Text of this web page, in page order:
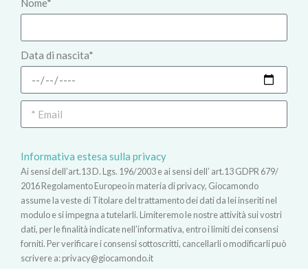
Nome*
Data di nascita*
Informativa estesa sulla privacy
Ai sensi dell’art.13 D. Lgs. 196/2003 e ai sensi dell’ art.13 GDPR 679/
2016 Regolamento Europeo in materia di privacy, Giocamondo
assume la veste di Titolare del trattamento dei dati da lei inseriti nel
modulo e si impegna a tutelarli. Limiteremo le nostre attività sui vostri
dati, per le finalità indicate nell’informativa, entro i limiti dei consensi
forniti. Per verificare i consensi sottoscritti, cancellarli o modificarli può
scrivere a:privacy@giocamondo.it